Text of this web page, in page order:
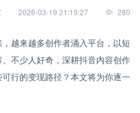
2026-03-19 21:19:27 280
越来越多创作者涌入平台，以短
不少人好奇，深耕抖音内容创作
行的变现路径？本文将为你逐一